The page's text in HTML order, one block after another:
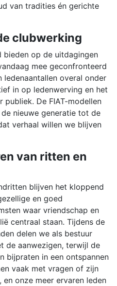
van tradities én gerichte
clubwerking
bieden op de uitdagingen
mee geconfronteerd
ledenaantallen overal onder
in op ledenwerving en het
publiek. De FIAT-modellen
nieuwe generatie tot de
verhaal willen we blijven
van ritten en
blijven het kloppend
en goed
waar vriendschap en
centraal staan. Tijdens de
delen we als bestuur
de aanwezigen, terwijl de
bijpraten in een ontspannen
vaak met vragen of zijn
onze meer ervaren leden